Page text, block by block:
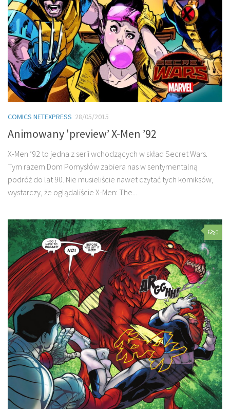
COMICS NETEXPRESS 28/05/2015
Animowany 'preview’ X-Men ’92
X-Men ’92 to jedna z serii wchodzących w skład Secret Wars.
Tym razem Dom Pomysłów zabiera nas w sentymentalną
podróż do lat 90. Nie musieliście nawet czytać tych komiksów,
wystarczy, że oglądaliście X-Men: The...
0